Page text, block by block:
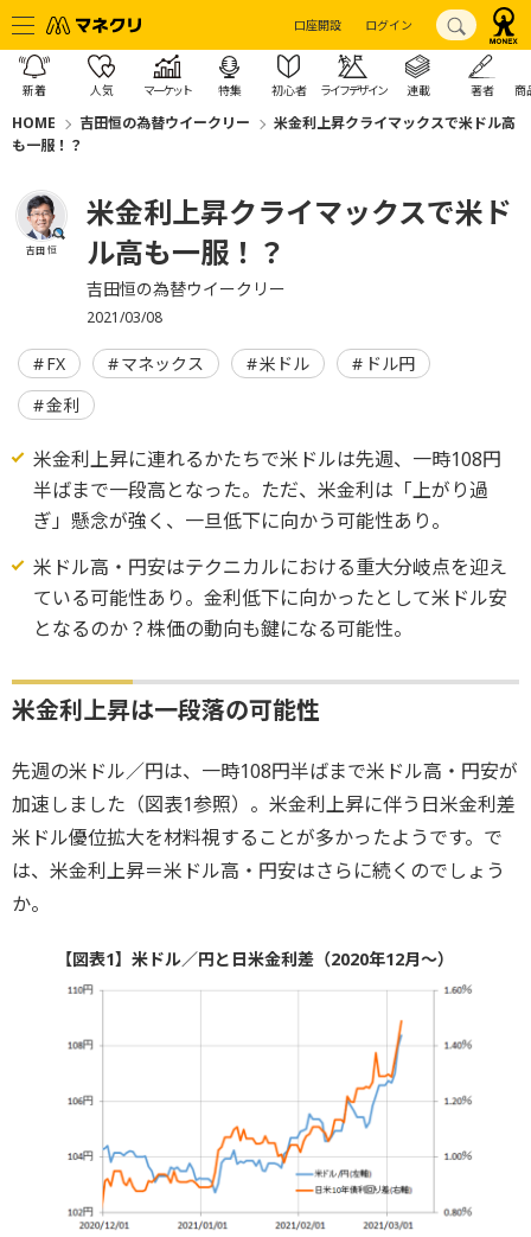
口座開設 ログイン
新着 人気 マーケット 特集 初心者 ライフデザイン 連載 著者 商
HOME 吉田恒の為替ウイークリー
米金利上昇クライマックスで米ドル高
も一服！？
吉田 恒
米金利上昇クライマックスで米ド
ル高も一服！？
吉田恒の為替ウイークリー
2021/03/08
FX マネックス 米ドル
ドル円
金利
米金利上昇に連れるかたちで米ドルは先週、一時108円
半ばまで一段高となった。ただ、米金利は「上がり過
ぎ」懸念が強く、一旦低下に向かう可能性あり。
米ドル高・円安はテクニカルにおける重大分岐点を迎え
ている可能性あり。金利低下に向かったとして米ドル安
となるのか？株価の動向も鍵になる可能性。
米金利上昇は一段落の可能性
先週の米ドル／円は、一時108円半ばまで米ドル高・円安が
加速しました（図表1参照）。米金利上昇に伴う日米金利差
米ドル優位拡大を材料視することが多かったようです。で
は、米金利上昇＝米ドル高・円安はさらに続くのでしょう
か。
【図表1】米ドル／円と日米金利差（2020年12月～）